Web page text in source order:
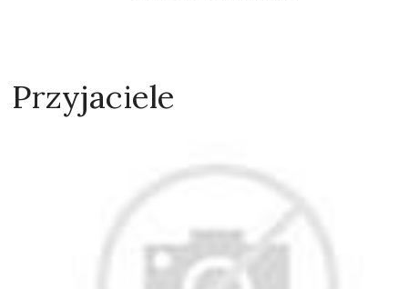
Przyjaciele